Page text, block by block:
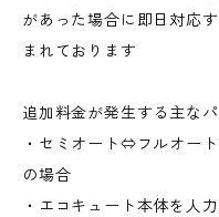
があった場合に即日対応
まれております
追加料金が発生する主な
・セミオート⇔フルオー
の場合
・エコキュート本体を人